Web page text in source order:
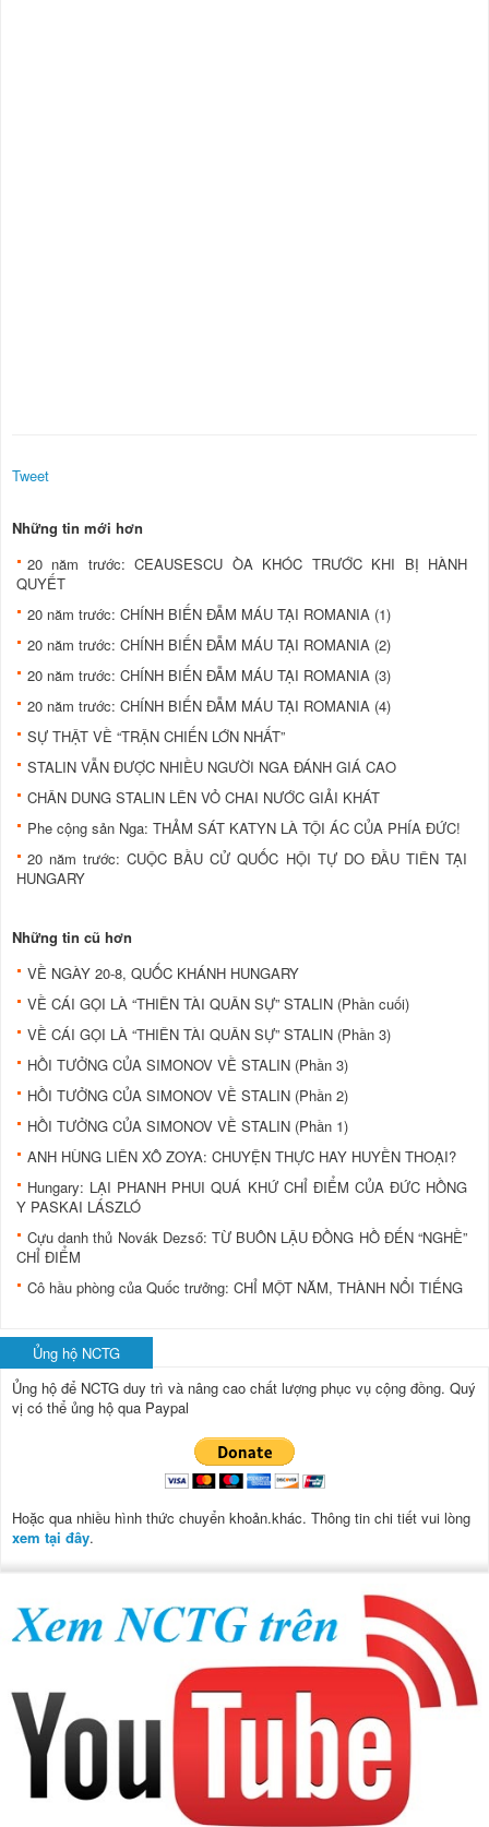
Tweet
Những tin mới hơn
20 năm trước: CEAUSESCU ÒA KHÓC TRƯỚC KHI BỊ HÀNH
QUYẾT
20 năm trước: CHÍNH BIẾN ĐẪM MÁU TẠI ROMANIA (1)
20 năm trước: CHÍNH BIẾN ĐẪM MÁU TẠI ROMANIA (2)
20 năm trước: CHÍNH BIẾN ĐẪM MÁU TẠI ROMANIA (3)
20 năm trước: CHÍNH BIẾN ĐẪM MÁU TẠI ROMANIA (4)
SỰ THẬT VỀ “TRẬN CHIẾN LỚN NHẤT”
STALIN VẪN ĐƯỢC NHIỀU NGƯỜI NGA ĐÁNH GIÁ CAO
CHÂN DUNG STALIN LÊN VỎ CHAI NƯỚC GIẢI KHÁT
Phe cộng sản Nga: THẢM SÁT KATYN LÀ TỘI ÁC CỦA PHÍA ĐỨC!
20 năm trước: CUỘC BẦU CỬ QUỐC HỘI TỰ DO ĐẦU TIÊN TẠI
HUNGARY
Những tin cũ hơn
VỀ NGÀY 20-8, QUỐC KHÁNH HUNGARY
VỀ CÁI GỌI LÀ “THIÊN TÀI QUÂN SỰ” STALIN (Phần cuối)
VỀ CÁI GỌI LÀ “THIÊN TÀI QUÂN SỰ” STALIN (Phần 3)
HỒI TƯỞNG CỦA SIMONOV VỀ STALIN (Phần 3)
HỒI TƯỞNG CỦA SIMONOV VỀ STALIN (Phần 2)
HỒI TƯỞNG CỦA SIMONOV VỀ STALIN (Phần 1)
ANH HÙNG LIÊN XÔ ZOYA: CHUYỆN THỰC HAY HUYỀN THOẠI?
Hungary: LẠI PHANH PHUI QUÁ KHỨ CHỈ ĐIỂM CỦA ĐỨC HỒNG
Y PASKAI LÁSZLÓ
Cựu danh thủ Novák Dezső: TỪ BUÔN LẬU ÐỒNG HỒ ÐẾN “NGHỀ”
CHỈ ÐIỂM
Cô hầu phòng của Quốc trưởng: CHỈ MỘT NĂM, THÀNH NỔI TIẾNG
Ủng hộ NCTG
Ủng hộ để NCTG duy trì và nâng cao chất lượng phục vụ cộng đồng. Quý
vị có thể ủng hộ qua Paypal
Hoặc qua nhiều hình thức chuyển khoản.khác. Thông tin chi tiết vui lòng
xem tại đây.